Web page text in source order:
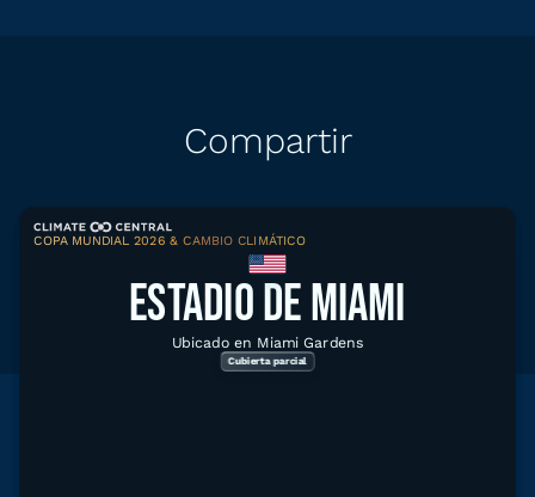
Compartir
COPA MUNDIAL 2026 & CAMBIO CLIMÁTICO
ESTADIO DE MIAMI
Ubicado en Miami Gardens
Cubierta parcial